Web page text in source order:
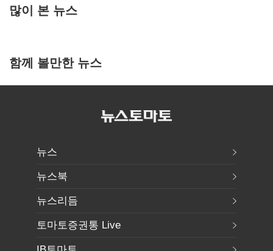
많이 본 뉴스
함께 볼만한 뉴스
뉴스
뉴스북
뉴스리듬
토마토증권통 Live